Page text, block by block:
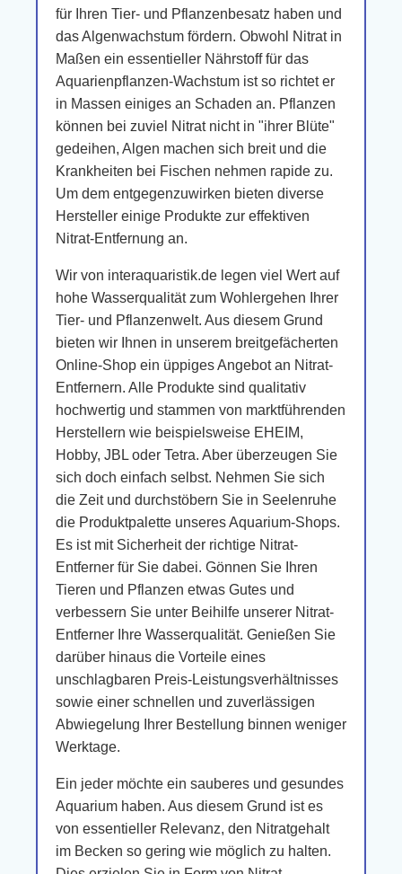
für Ihren Tier- und Pflanzenbesatz haben und
das Algenwachstum fördern. Obwohl Nitrat in
Maßen ein essentieller Nährstoff für das
Aquarienpflanzen-Wachstum ist so richtet er
in Massen einiges an Schaden an. Pflanzen
können bei zuviel Nitrat nicht in "ihrer Blüte"
gedeihen, Algen machen sich breit und die
Krankheiten bei Fischen nehmen rapide zu.
Um dem entgegenzuwirken bieten diverse
Hersteller einige Produkte zur effektiven
Nitrat-Entfernung an.
Wir von interaquaristik.de legen viel Wert auf
hohe Wasserqualität zum Wohlergehen Ihrer
Tier- und Pflanzenwelt. Aus diesem Grund
bieten wir Ihnen in unserem breitgefächerten
Online-Shop ein üppiges Angebot an Nitrat-
Entfernern. Alle Produkte sind qualitativ
hochwertig und stammen von marktführenden
Herstellern wie beispielsweise EHEIM,
Hobby, JBL oder Tetra. Aber überzeugen Sie
sich doch einfach selbst. Nehmen Sie sich
die Zeit und durchstöbern Sie in Seelenruhe
die Produktpalette unseres Aquarium-Shops.
Es ist mit Sicherheit der richtige Nitrat-
Entferner für Sie dabei. Gönnen Sie Ihren
Tieren und Pflanzen etwas Gutes und
verbessern Sie unter Beihilfe unserer Nitrat-
Entferner Ihre Wasserqualität. Genießen Sie
darüber hinaus die Vorteile eines
unschlagbaren Preis-Leistungsverhältnisses
sowie einer schnellen und zuverlässigen
Abwiegelung Ihrer Bestellung binnen weniger
Werktage.
Ein jeder möchte ein sauberes und gesundes
Aquarium haben. Aus diesem Grund ist es
von essentieller Relevanz, den Nitratgehalt
im Becken so gering wie möglich zu halten.